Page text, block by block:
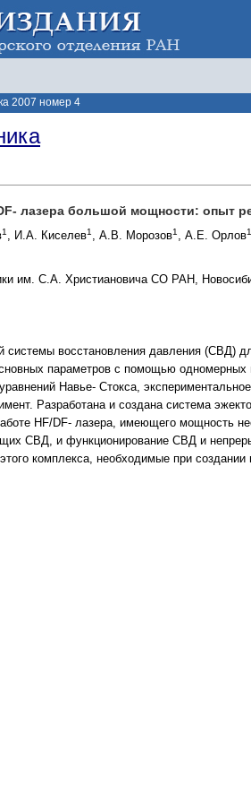
2007 номер 4
лазера большой мощности: опыт
1 , И.А. Киселев1 , А.В. Морозов1 , А.Е. Орлов1
им. С.А. Христиановича СО РАН,
восстановления давления (СВД)
параметров с помощью
Навье- Стокса,
Разработана и создана система
HF/DF- лазера, имеющего мощность
СВД, и функционирование СВД и
комплекса, необходимые при